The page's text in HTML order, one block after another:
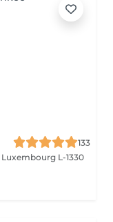
133
Luxembourg L-1330